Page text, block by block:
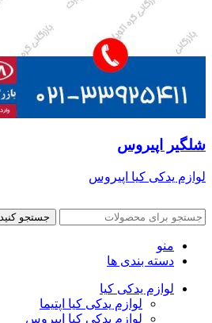
شلگیر اپیروس
لوازم یدکی کیا اپیروس
جستجو کنید
منو
دسته بندی ها
لوازم یدکی کیا
لوازم یدکی کیا اپتیما
لوازم یدکی کیا اپیروس